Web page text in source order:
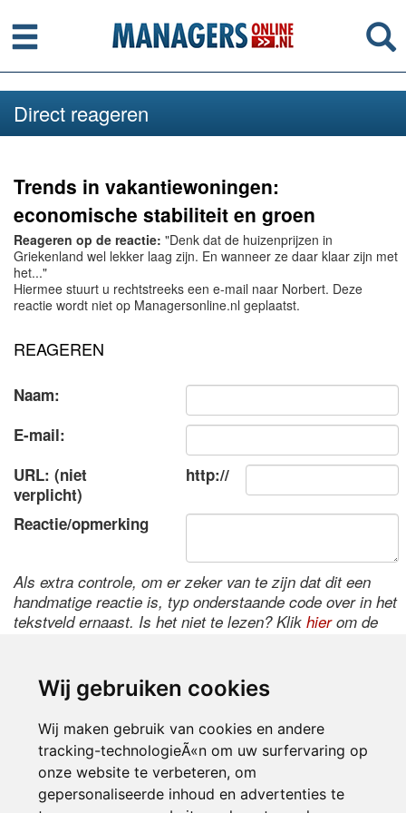
Wij gebruiken cookies
Wij maken gebruik van cookies en andere
tracking-technologieÃ«n om uw surfervaring op
onze website te verbeteren, om
gepersonaliseerde inhoud en advertenties te
Menu
Direct reageren
Trends in vakantiewoningen:
economische stabiliteit en groen
Reageren op de reactie: "Denk dat de huizenprijzen in
Griekenland wel lekker laag zijn. En wanneer ze daar klaar zijn met
het..."
Hiermee stuurt u rechtstreeks een e-mail naar Norbert. Deze
reactie wordt niet op Managersonline.nl geplaatst.
REAGEREN
Naam:
E-mail:
URL: (niet
verplicht)
http://
Reactie/opmerking
Als extra controle, om er zeker van te zijn dat dit een
handmatige reactie is, typ onderstaande code over in het
tekstveld ernaast. Is het niet te lezen? Klik hierom de